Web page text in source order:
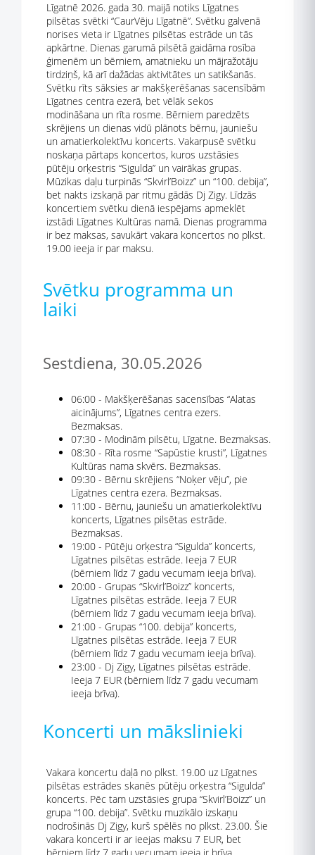
Līgatnē 2026. gada 30. maijā notiks Līgatnes
pilsētas svētki “CaurVēju Līgatnē”. Svētku galvenā
norises vieta ir Līgatnes pilsētas estrāde un tās
apkārtne. Dienas garumā pilsētā gaidāma rosība
ģimenēm un bērniem, amatnieku un mājražotāju
tirdziņš, kā arī dažādas aktivitātes un satikšanās.
Svētku rīts sāksies ar makšķerēšanas sacensībām
Līgatnes centra ezerā, bet vēlāk sekos
modināšana un rīta rosme. Bērniem paredzēts
skrējiens un dienas vidū plānots bērnu, jauniešu
un amatierkolektīvu koncerts. Vakarpusē svētku
noskaņa pārtaps koncertos, kuros uzstāsies
pūtēju orķestris “Sigulda” un vairākas grupas.
Mūzikas daļu turpinās “Skvirl’Boizz” un “100. debija”,
bet nakts izskaņā par ritmu gādās Dj Zigy. Līdzās
koncertiem svētku dienā iespējams apmeklēt
izstādi Līgatnes Kultūras namā. Dienas programma
ir bez maksas, savukārt vakara koncertos no plkst.
19.00 ieeja ir par maksu.
Svētku programma un
laiki
Sestdiena, 30.05.2026
06:00 - Makšķerēšanas sacensības “Alatas
aicinājums”, Līgatnes centra ezers.
Bezmaksas.
07:30 - Modinām pilsētu, Līgatne. Bezmaksas.
08:30 - Rīta rosme “Sapūstie krusti”, Līgatnes
Kultūras nama skvērs. Bezmaksas.
09:30 - Bērnu skrējiens “Noķer vēju”, pie
Līgatnes centra ezera. Bezmaksas.
11:00 - Bērnu, jauniešu un amatierkolektīvu
koncerts, Līgatnes pilsētas estrāde.
Bezmaksas.
19:00 - Pūtēju orķestra “Sigulda” koncerts,
Līgatnes pilsētas estrāde. Ieeja 7 EUR
(bērniem līdz 7 gadu vecumam ieeja brīva).
20:00 - Grupas “Skvirl’Boizz” koncerts,
Līgatnes pilsētas estrāde. Ieeja 7 EUR
(bērniem līdz 7 gadu vecumam ieeja brīva).
21:00 - Grupas “100. debija” koncerts,
Līgatnes pilsētas estrāde. Ieeja 7 EUR
(bērniem līdz 7 gadu vecumam ieeja brīva).
23:00 - Dj Zigy, Līgatnes pilsētas estrāde.
Ieeja 7 EUR (bērniem līdz 7 gadu vecumam
ieeja brīva).
Koncerti un mākslinieki
Vakara koncertu daļā no plkst. 19.00 uz Līgatnes
pilsētas estrādes skanēs pūtēju orķestra “Sigulda”
koncerts. Pēc tam uzstāsies grupa “Skvirl’Boizz” un
grupa “100. debija”. Svētku muzikālo izskaņu
nodrošinās Dj Zigy, kurš spēlēs no plkst. 23.00. Šie
vakara koncerti ir ar ieejas maksu 7 EUR, bet